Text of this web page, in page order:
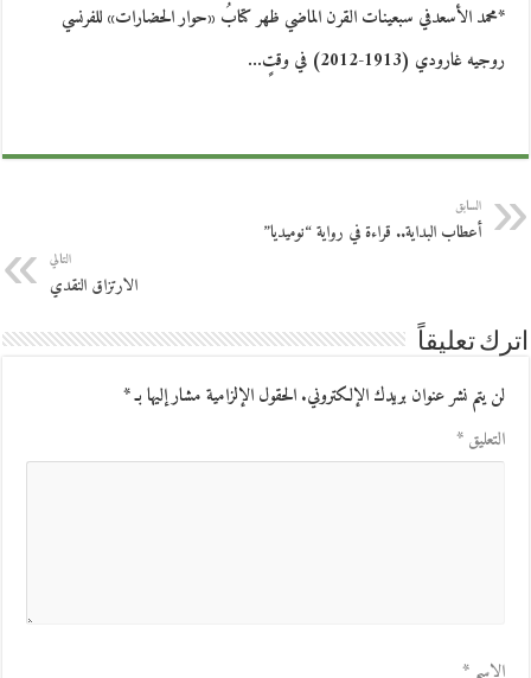
*محمد الأسعدفي سبعينات القرن الماضي ظهر كتابُ «حوار الحضارات» للفرنسي
روجيه غارودي (1913-2012) في وقتٍ…
السابق
أعطاب البداية.. قراءة في رواية “نوميديا”
التالي
الارتزاق النقدي
اترك تعليقاً
لن يتم نشر عنوان بريدك الإلكتروني.الحقول الإلزامية مشار إليها بـ*
التعليق*